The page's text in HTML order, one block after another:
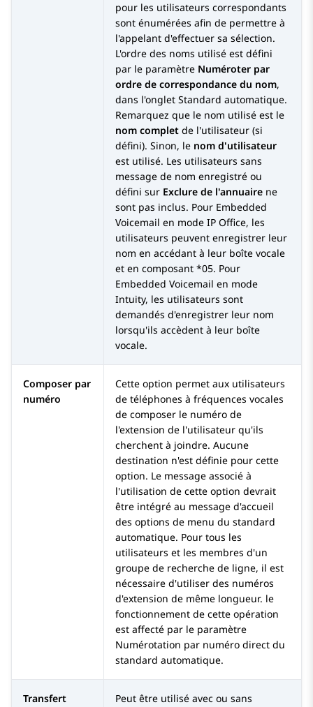
pour les utilisateurs correspondants
sont énumérées afin de permettre à
l'appelant d'effectuer sa sélection.
L'ordre des noms utilisé est défini
par le paramètre Numéroter par
ordre de correspondance du nom,
dans l'onglet Standard automatique.
Remarquez que le nom utilisé est le
nom complet de l'utilisateur (si
défini). Sinon, le nom d'utilisateur
est utilisé. Les utilisateurs sans
message de nom enregistré ou
défini sur Exclure de l'annuaire ne
sont pas inclus. Pour Embedded
Voicemail en mode IP Office, les
utilisateurs peuvent enregistrer leur
nom en accédant à leur boîte vocale
et en composant *05. Pour
Embedded Voicemail en mode
Intuity, les utilisateurs sont
demandés d'enregistrer leur nom
lorsqu'ils accèdent à leur boîte
vocale.
Composer par
numéro
Cette option permet aux utilisateurs
de téléphones à fréquences vocales
de composer le numéro de
l'extension de l'utilisateur qu'ils
cherchent à joindre. Aucune
destination n'est définie pour cette
option. Le message associé à
l'utilisation de cette option devrait
être intégré au message d'accueil
des options de menu du standard
automatique. Pour tous les
utilisateurs et les membres d'un
groupe de recherche de ligne, il est
nécessaire d'utiliser des numéros
d'extension de même longueur. le
fonctionnement de cette opération
est affecté par le paramètre
Numérotation par numéro direct du
standard automatique.
Transfert Peut être utilisé avec ou sans